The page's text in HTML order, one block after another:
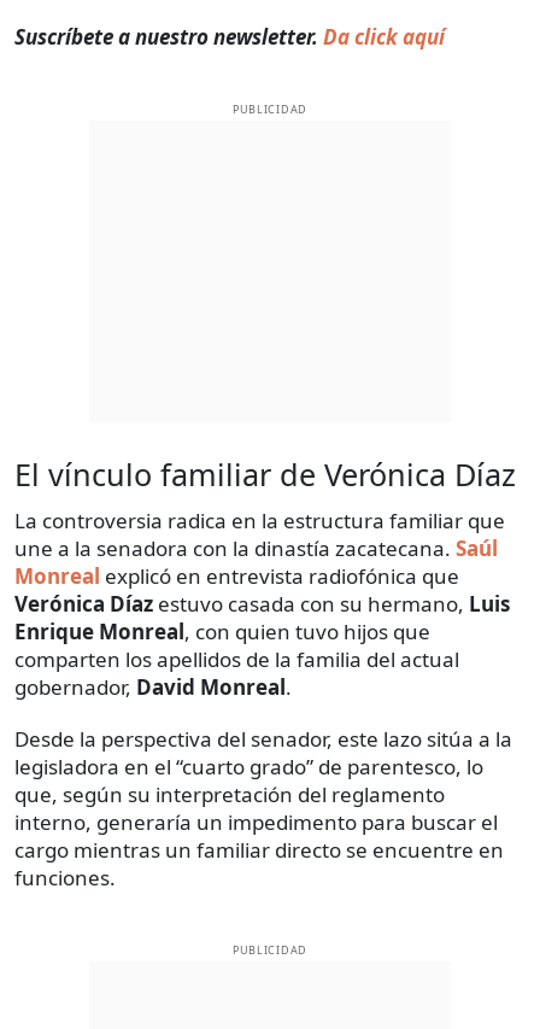
Suscríbete a nuestro newsletter. Da click aquí
PUBLICIDAD
El vínculo familiar de Verónica Díaz
La controversia radica en la estructura familiar que
une a la senadora con la dinastía zacatecana. Saúl
Monreal explicó en entrevista radiofónica que
Verónica Díaz estuvo casada con su hermano, Luis
Enrique Monreal, con quien tuvo hijos que
comparten los apellidos de la familia del actual
gobernador, David Monreal.
Desde la perspectiva del senador, este lazo sitúa a la
legisladora en el “cuarto grado” de parentesco, lo
que, según su interpretación del reglamento
interno, generaría un impedimento para buscar el
cargo mientras un familiar directo se encuentre en
funciones.
PUBLICIDAD